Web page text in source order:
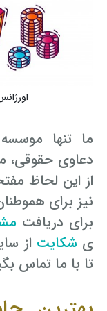
اورژانس ۲۴ ساعته دعاوی
ما تنها
دعاوی حقوقی،
از این لحاظ
نیز برای
برای دریافت
ی شکایت از
تا با ما تماس